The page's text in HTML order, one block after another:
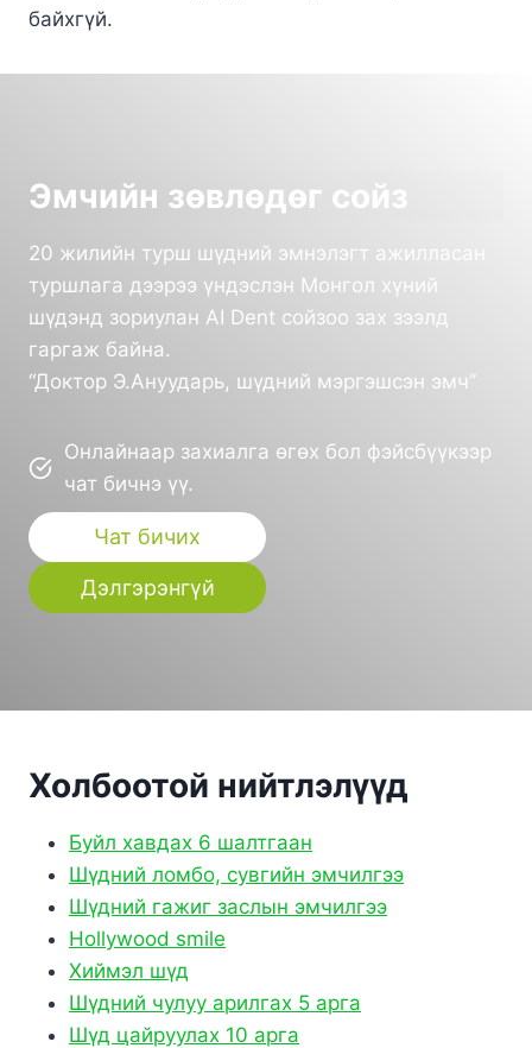
байхгүй.
Эмчийн зөвлөдөг сойз
20 жилийн турш шүдний эмнэлэгт ажилласан
туршлага дээрээ үндэслэн Монгол хүний
шүдэнд зориулан AI Dent сойзоо зах зээлд
гаргаж байна.
“Доктор Э.Ануударь, шүдний мэргэшсэн эмч”
Онлайнаар захиалга өгөх бол фэйсбүүкээр
чат бичнэ үү.
Чат бичих
Дэлгэрэнгүй
Холбоотой нийтлэлүүд
Буйл хавдах 6 шалтгаан
Шүдний ломбо, сувгийн эмчилгээ
Шүдний гажиг заслын эмчилгээ
Hollywood smile
Хиймэл шүд
Шүдний чулуу арилгах 5 арга
Шүд цайруулах 10 арга